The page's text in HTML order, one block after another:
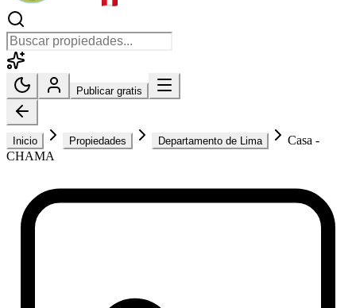
Publicar gratis
Inicio Propiedades Departamento de Lima
Casa -
CHAMA